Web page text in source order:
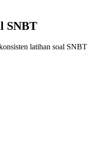
SNBT
latihan soal SNBT